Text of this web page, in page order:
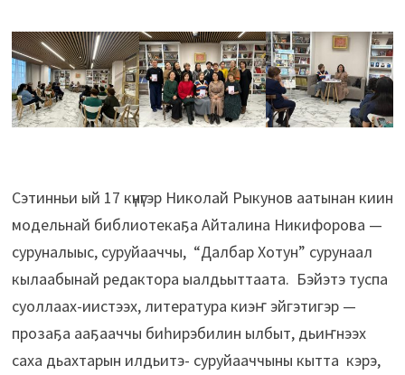
Сэтинньи ый 17 күнүгэр Николай Рыкунов аатынан киин
модельнай библиотекаҕа Айталина Никифорова —
суруналыыс, суруйааччы, “Далбар Хотун” сурунаал
кылаабынай редактора ыалдьыттаата. Бэйэтэ туспа
суоллаах-иистээх, литература киэҥ эйгэтигэр —
прозаҕа ааҕааччы биһирэбилин ылбыт, дьиҥнээх
саха дьахтарын илдьитэ- суруйааччыны кытта кэрэ,